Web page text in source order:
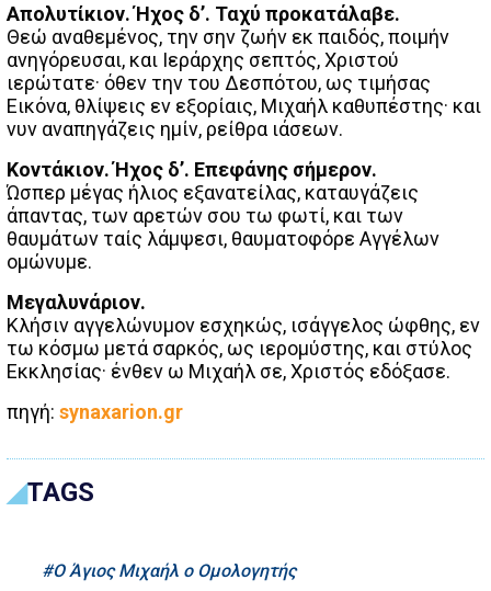
Απολυτίκιον. Ήχος δ’. Ταχύ προκατάλαβε.
Θεώ αναθεμένος, την σην ζωήν εκ παιδός, ποιμήν
ανηγόρευσαι, και Ιεράρχης σεπτός, Χριστού
ιερώτατε· όθεν την του Δεσπότου, ως τιμήσας
Εικόνα, θλίψεις εν εξορίαις, Μιχαήλ καθυπέστης· και
νυν αναπηγάζεις ημίν, ρείθρα ιάσεων.
Κοντάκιον. Ήχος δ’. Επεφάνης σήμερον.
Ώσπερ μέγας ήλιος εξανατείλας, καταυγάζεις
άπαντας, των αρετών σου τω φωτί, και των
θαυμάτων ταίς λάμψεσι, θαυματοφόρε Αγγέλων
ομώνυμε.
Μεγαλυνάριον.
Κλήσιν αγγελώνυμον εσχηκώς, ισάγγελος ώφθης, εν
τω κόσμω μετά σαρκός, ως ιερομύστης, και στύλος
Εκκλησίας· ένθεν ω Μιχαήλ σε, Χριστός εδόξασε.
πηγή: synaxarion.gr
TAGS
Ο Άγιος Μιχαήλ ο Ομολογητής